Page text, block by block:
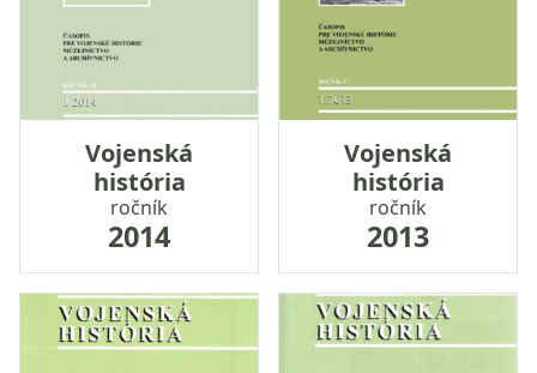
Vojenská
história
ročník
2014
Vojenská
história
ročník
2013